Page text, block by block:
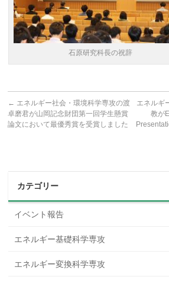
石原研究科長の祝辞
← エネルギー社会・環境科学専攻の渡
卓磨君が山岡記念財団第一回学生懸賞
論文において最優秀賞を受賞しました
エネルギ
教が
カテゴリー
イベント報告
エネルギー基礎科学専攻
エネルギー変換科学専攻